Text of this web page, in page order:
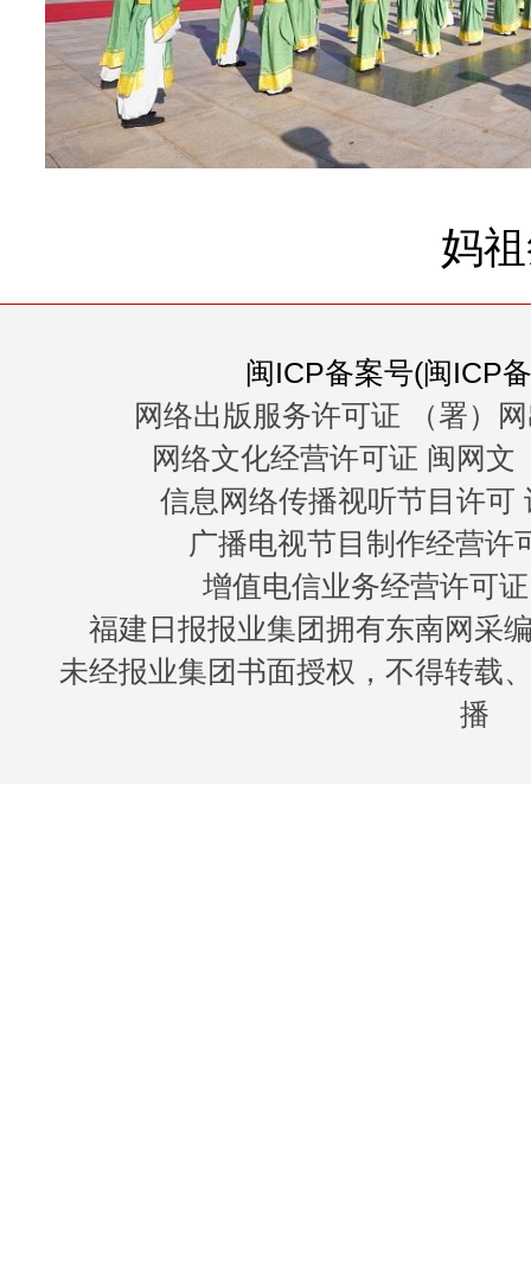
妈
闽ICP备案号(闽ICP
网络出版服务许可证 （署）
网络文化经营许可证 闽网文
信息网络传播视听节目许可
广播电视节目制作经营许
增值电信业务经营许可
福建日报报业集团拥有东南网采
未经报业集团书面授权，不得转载
播